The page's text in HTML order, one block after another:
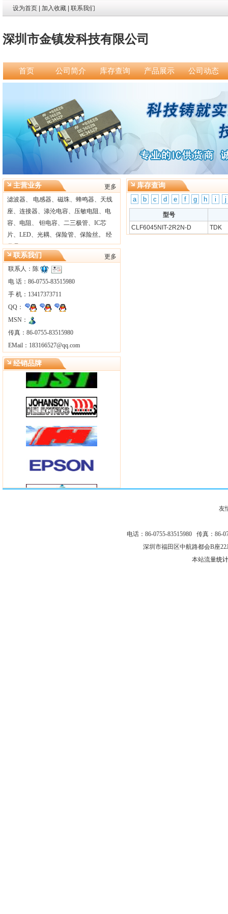
设为首页 加入收藏 联系我们
深圳市金镇发科技有限公司
首页 公司简介 库存查询 产品展示 公司动态
主营业务
更多
滤波器、 电感器、磁珠、蜂鸣器、天线
座、连接器、涤沦电容、压敏电阻、电
容、电阻、 钽电容、二三极管、IC芯
片、LED、光耦、保险管、保险丝。 经
营品…
联系我们
更多
联系人：陈
电 话：86-0755-83515980
手 机：13417373711
QQ：
MSN：
传真：86-0755-83515980
EMail： 183166527@qq.com
经销品牌
库存查询
a
b c d e f g h i j
型号
CLF6045NIT-2R2N-D
TDK
友
电话：86-0755-83515980 传真：86-
深圳市福田区中航路都会B座
本站流量统计